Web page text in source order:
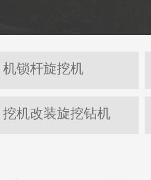
机锁杆旋挖机
挖机改装旋挖钻机